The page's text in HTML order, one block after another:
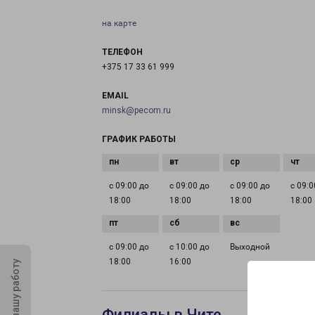
на карте
ТЕЛЕФОН
+375 17 33 61 999
EMAIL
minsk@pecom.ru
ГРАФИК РАБОТЫ
с 09:00 до
18:00
с 09:00 до
18:00
с 09:00 до
18:00
с
18:00
с 09:00 до
18:00
с 10:00 до
16:00
Выходной